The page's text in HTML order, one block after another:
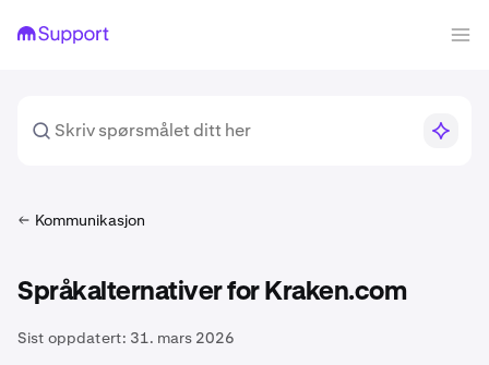
Kommunikasjon
Språkalternativer for Kraken.com
Sist oppdatert: 31. mars 2026